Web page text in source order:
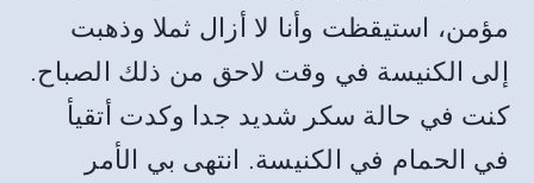
مؤمن، استيقظت وأنا لا أزال ثملا وذهبت
إلى الكنيسة في وقت لاحق من ذلك الصباح.
كنت في حالة سكر شديد جدا وكدت أتقيأ
في الحمام في الكنيسة. انتهى بي الأمر